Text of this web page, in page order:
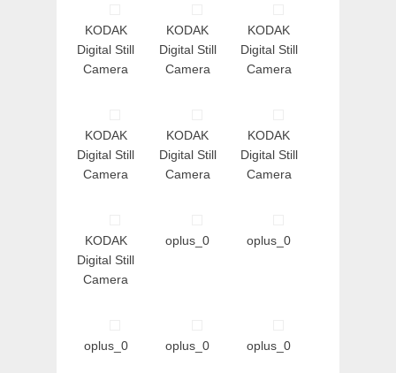
KODAK
Digital Still
Camera
KODAK
Digital Still
Camera
KODAK
Digital Still
Camera
KODAK
Digital Still
Camera
KODAK
Digital Still
Camera
KODAK
Digital Still
Camera
KODAK
Digital Still
Camera
oplus_0 oplus_0
oplus_0 oplus_0 oplus_0